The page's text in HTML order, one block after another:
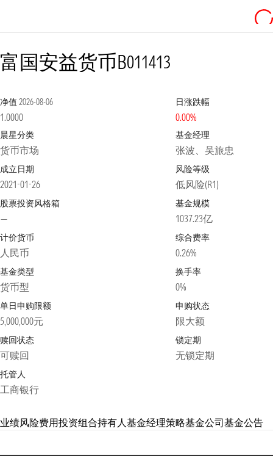
富国安益货币B011413
净值 2026-08-06
1.0000
日涨跌幅
0.00%
晨星分类
货币市场
基金经理
张波、吴旅忠
成立日期
2021-01-26
风险等级
低风险(R1)
股票投资风格箱
—
基金规模
1037.23亿
计价货币
人民币
综合费率
0.26%
基金类型
货币型
换手率
0%
单日申购限额
5,000,000元
申购状态
限大额
赎回状态
可赎回
锁定期
无锁定期
托管人
工商银行
业绩风险费用投资组合持有人基金经理策略基金公司基金公告